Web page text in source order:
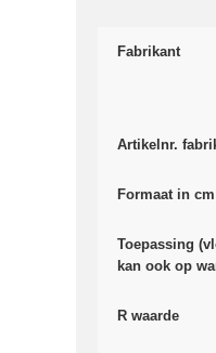
Fabrikant
Artikelnr.
Formaat in cm
Toepassing
kan ook op
R waarde